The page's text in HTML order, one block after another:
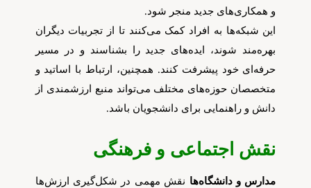
و همکاری‌های جدید منجر شود.
این شبکه‌ها به افراد کمک می‌کنند تا از تجربیات دیگران
بهره‌مند شوند، ایده‌های جدید را بشناسند و در مسیر
حرفه‌ای خود پیشرفت کنند. همچنین، ارتباط با اساتید و
متخصصان حوزه‌های مختلف می‌تواند منبع ارزشمندی از
دانش و راهنمایی برای دانشجویان باشد.
نقش اجتماعی و فرهنگی
مدارس و دانشگاه‌ها نقش مهمی در شکل‌گیری ارزش‌ها